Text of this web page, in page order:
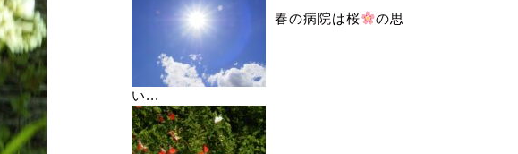
春の病院は桜 の思
い...